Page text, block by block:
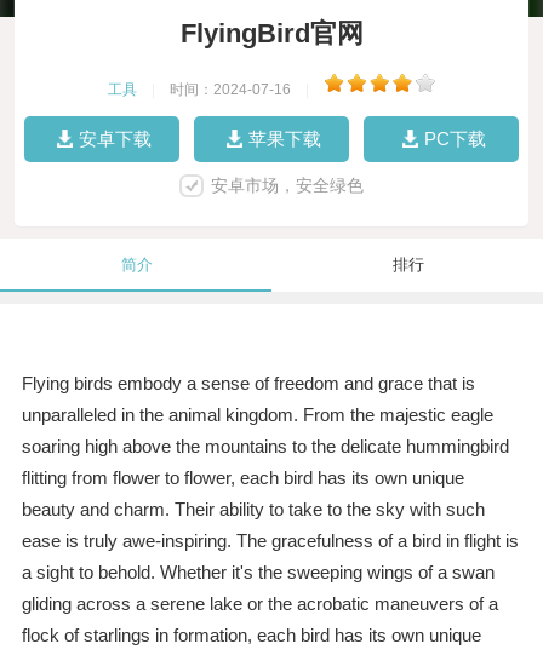
FlyingBird官网
工具 时间：2024-07-16
安卓下载 苹果下载 PC下载
安卓市场，安全绿色
简介 排行
Flying birds embody a sense of freedom and grace that is
unparalleled in the animal kingdom. From the majestic eagle
soaring high above the mountains to the delicate hummingbird
flitting from flower to flower, each bird has its own unique
beauty and charm. Their ability to take to the sky with such
ease is truly awe-inspiring. The gracefulness of a bird in flight is
a sight to behold. Whether it's the sweeping wings of a swan
gliding across a serene lake or the acrobatic maneuvers of a
flock of starlings in formation, each bird has its own unique